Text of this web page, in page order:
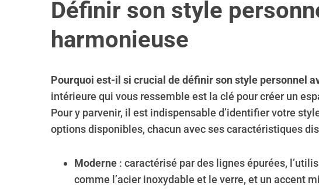
Définir son style
harmonieuse
Pourquoi est-il si crucial de définir son style personnel
intérieure qui vous ressemble est la clé pour créer un
Pour y parvenir, il est indispensable d’identifier votre
options disponibles, chacun avec ses caractéristiques
Moderne : caractérisé par des lignes épurées,
comme l’acier inoxydable et le verre, et un accent